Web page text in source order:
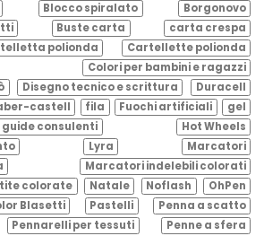
Blocco spiralato
Borgonovo
Buste carta
carta crespa
polionda
Cartellette polionda
Colori per bambini e ragazzi
Disegno tecnico e scrittura
Duracell
castell fila Fuochi artificiali
gel
guide consulenti
Hot Wheels
Lyra
Marcatori
Marcatori indelebili colorati
colorate Natale Noflash
OhPen
Blasetti Pastelli
Penna a scatto
Pennarelli per tessuti
Penne a sfera